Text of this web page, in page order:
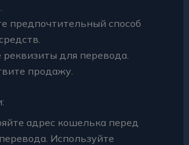
предпочтительный способ
для перевода.
продажу.
адрес кошелька перед
Используйте